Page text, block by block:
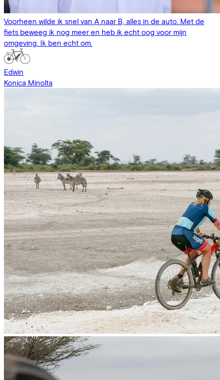
Voorheen wilde ik snel van A naar B, alles in de auto. Met de
fiets beweeg ik nog meer en heb ik echt oog voor mijn
omgeving. Ik ben echt om.
Edwin
Konica Minolta